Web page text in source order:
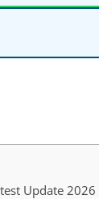
Update 2026